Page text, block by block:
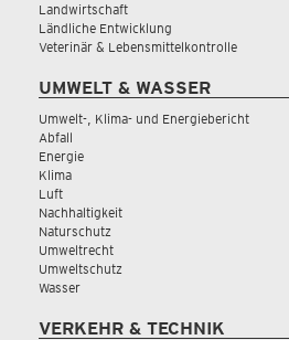
Landwirtschaft
Ländliche Entwicklung
Veterinär & Lebensmittelkontrolle
UMWELT & WASSER
Umwelt-, Klima- und Energiebericht
Abfall
Energie
Klima
Luft
Nachhaltigkeit
Naturschutz
Umweltrecht
Umweltschutz
Wasser
VERKEHR & TECHNIK